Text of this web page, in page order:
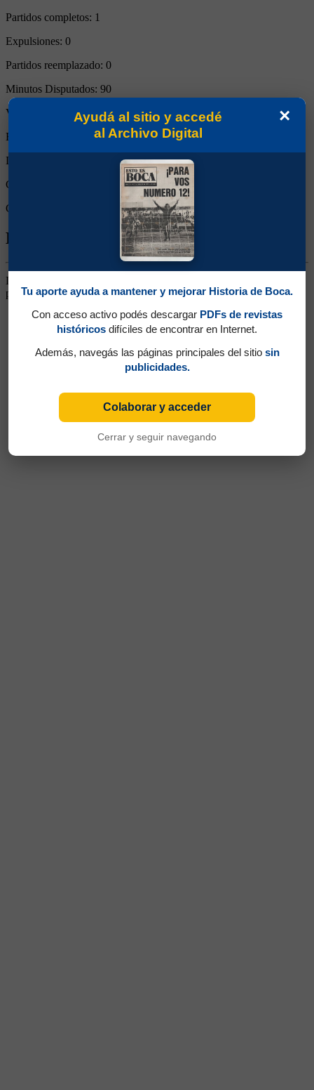
Partidos completos: 1
Expulsiones: 0
Partidos reemplazado: 0
Minutos Disputados: 90
Victorias:
Empates:
Derrotas:
Goles de Boca:
Goles rivales:
Biografía de Jorge Río
Delantero. Llegó de Tigre. Jugó poco en Primera. Luego anduvo
por All Boys y Estudiantes de Buenos Aires
×
Ayudá al sitio y accedé
al Archivo Digital
Tu aporte ayuda a mantener y mejorar Historia de Boca.
Con acceso activo podés descargar PDFs de revistas
históricos difíciles de encontrar en Internet.
Además, navegás las páginas principales del sitio sin
publicidades.
Colaborar y acceder
Cerrar y seguir navegando